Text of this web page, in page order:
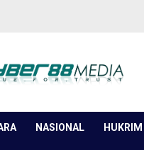
NASIONAL HUKRIM